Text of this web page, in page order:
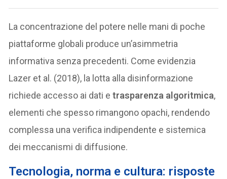
La concentrazione del potere nelle mani di poche
piattaforme globali produce un’asimmetria
informativa senza precedenti. Come evidenzia
Lazer et al. (2018), la lotta alla disinformazione
richiede accesso ai dati etrasparenza algoritmica,
elementi che spesso rimangono opachi, rendendo
complessa una verifica indipendente e sistemica
dei meccanismi di diffusione.
Tecnologia, norma e cultura: risposte